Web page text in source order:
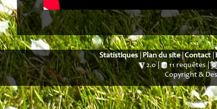
Statistiques Plan du site Contact
2.0
11 requêtes
Copyright &